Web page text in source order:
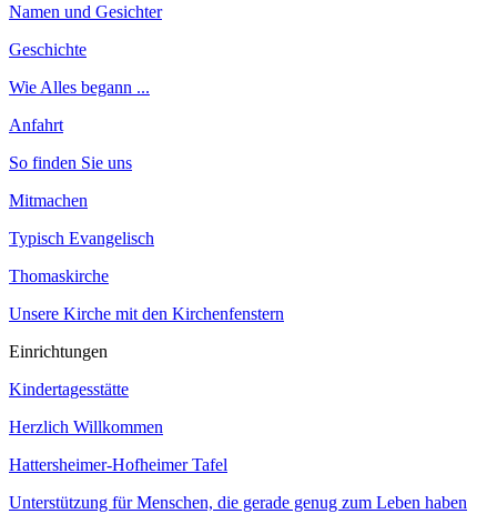
Namen und Gesichter
Geschichte
Wie Alles begann ...
Anfahrt
So finden Sie uns
Mitmachen
Typisch Evangelisch
Thomaskirche
Unsere Kirche mit den Kirchenfenstern
Einrichtungen
Kindertagesstätte
Herzlich Willkommen
Hattersheimer-Hofheimer Tafel
Unterstützung für Menschen, die gerade genug zum Leben haben